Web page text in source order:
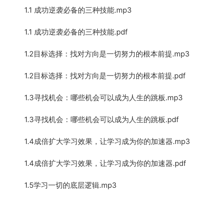
1.1 成功逆袭必备的三种技能.mp3
1.1 成功逆袭必备的三种技能.pdf
1.2目标选择：找对方向是一切努力的根本前提.mp3
1.2目标选择：找对方向是一切努力的根本前提.pdf
1.3寻找机会：哪些机会可以成为人生的跳板.mp3
1.3寻找机会：哪些机会可以成为人生的跳板.pdf
1.4成倍扩大学习效果，让学习成为你的加速器.mp3
1.4成倍扩大学习效果，让学习成为你的加速器.pdf
1.5学习一切的底层逻辑.mp3